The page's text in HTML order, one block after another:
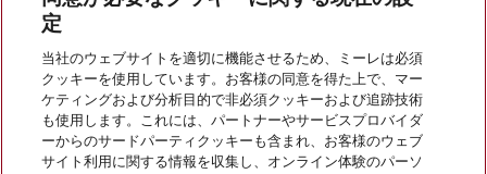
会社案内
サービス
定
当社のウェブサイトを適切に機能させるため、ミーレは必須
クッキーを使用しています。お客様の同意を得た上で、マー
ケティングおよび分析目的で非必須クッキーおよび追跡技術
も使用します。これには、パートナーやサービスプロバイダ
ーからのサードパーティクッキーも含まれ、お客様のウェブ
サイト利用に関する情報を収集し、オンライン体験のパーソ